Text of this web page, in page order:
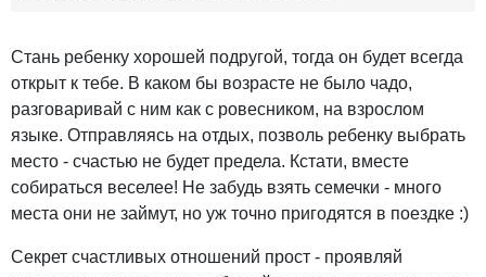
Стань ребенку хорошей подругой, тогда он будет всегда
открыт к тебе. В каком бы возрасте не было чадо,
разговаривай с ним как с ровесником, на взрослом
языке. Отправляясь на отдых, позволь ребенку выбрать
место - счастью не будет предела. Кстати, вместе
собираться веселее! Не забудь взять семечки - много
места они не займут, но уж точно пригодятся в поездке :)
Секрет счастливых отношений прост - проявляй